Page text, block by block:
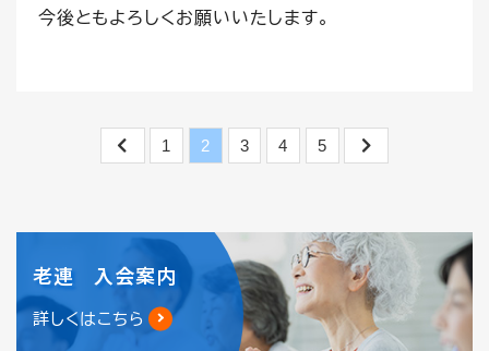
今後ともよろしくお願いいたします。
1 2 3 4 5
老連 入会案内
詳しくはこちら